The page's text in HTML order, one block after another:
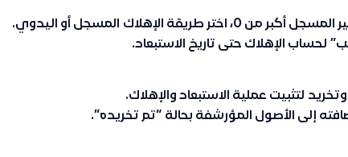
أكبر من 0، اختر طريقة الإهلاك المسجل أو اليدوي.
لحساب الإهلاك حتى تاريخ الاستبعاد.
لتثبيت عملية الاستبعاد والإهلاك.
إلى الأصول المؤرشفة بحالة “تم تخريده”.